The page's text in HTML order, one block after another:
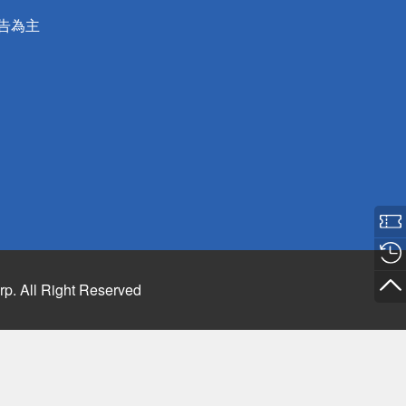
為主
All Right Reserved